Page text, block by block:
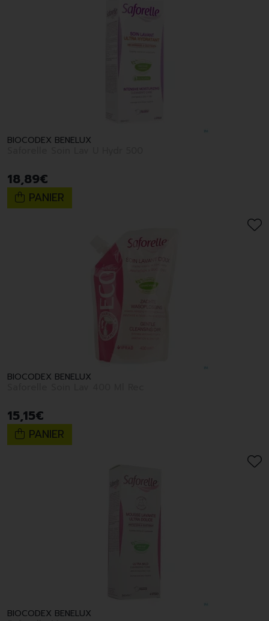
BIOCODEX BENELUX
18,89€
PANIER
BIOCODEX BENELUX
15,15€
PANIER
BIOCODEX BENELUX